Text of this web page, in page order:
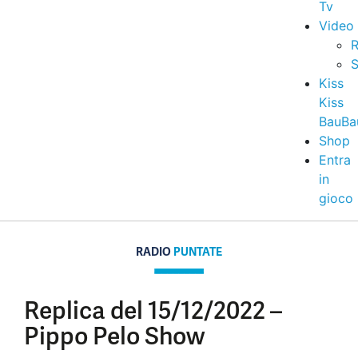
Tv
Video
Kiss
Kiss
Shop
Entra
in
gioco
RADIO PUNTATE
Replica del 15/12/2022 –
Pippo Pelo Show